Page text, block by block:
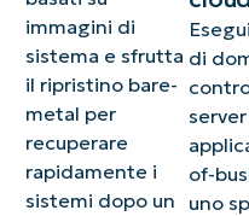
immagini di
sistema e sfrutta
il ripristino bare-
metal per
recuperare
rapidamente i
sistemi dopo un
di
of-
uno